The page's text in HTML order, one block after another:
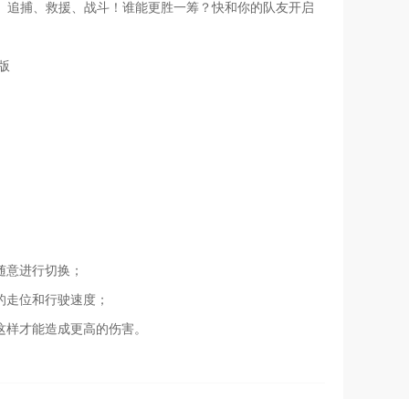
捕、救援、战斗！谁能更胜一筹？快和你的队友开启
进行切换；
位和行驶速度；
才能造成更高的伤害。